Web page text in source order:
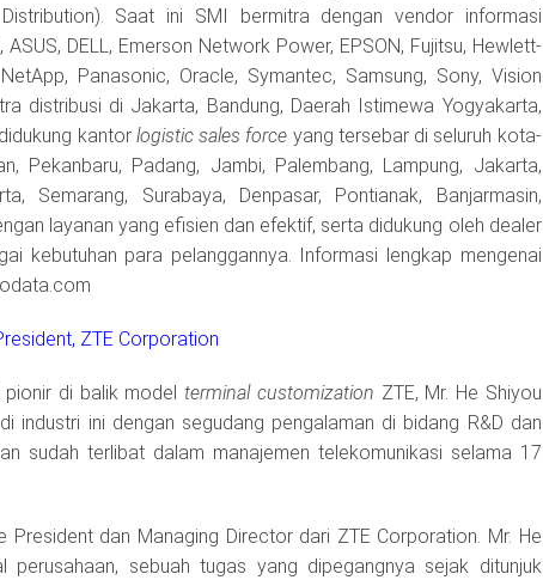
Saat ini SMI bermitra dengan vendor informasi
DELL, Emerson Network Power, EPSON, Fujitsu, Hewlett-
Panasonic, Oracle, Symantec, Samsung, Sony, Vision
distribusi di Jakarta, Bandung, Daerah Istimewa Yogyakarta,
kantor logistic sales force yang tersebar di seluruh kota-
Pekanbaru, Padang, Jambi, Palembang, Lampung, Jakarta,
Semarang, Surabaya, Denpasar, Pontianak, Banjarmasin,
layanan yang efisien dan efektif, serta didukung oleh dealer
kebutuhan para pelanggannya. Informasi lengkap mengenai
ZTE Corporation
pionir di balik modelterminal customization ZTE, Mr. He Shiyou
industri ini dengan segudang pengalaman di bidang R&D dan
sudah terlibat dalam manajemen telekomunikasi selama 17
President dan Managing Director dari ZTE Corporation. Mr. He
perusahaan, sebuah tugas yang dipegangnya sejak ditunjuk